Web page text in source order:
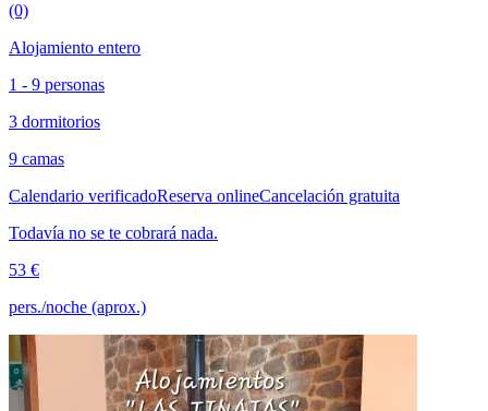
(0)
Alojamiento entero
1 - 9 personas
3 dormitorios
9 camas
Calendario verificadoReserva onlineCancelación gratuita
Todavía no se te cobrará nada.
53 €
pers./noche (aprox.)